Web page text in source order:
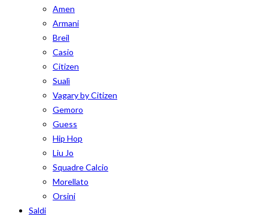
Amen
Armani
Breil
Casio
Citizen
Sualì
Vagary by Citizen
Gemoro
Guess
Hip Hop
Liu Jo
Squadre Calcio
Morellato
Orsini
Saldi